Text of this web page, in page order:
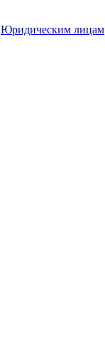
Юридическим лицам